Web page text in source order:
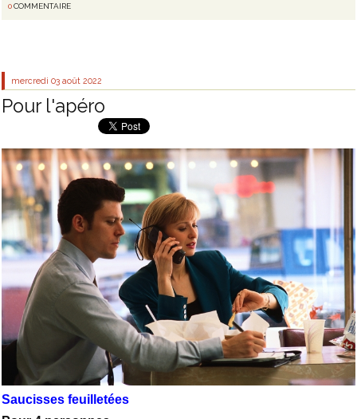
0COMMENTAIRE
mercredi 03 août 2022
Pour l'apéro
Saucisses feuilletées